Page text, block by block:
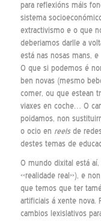
para reflexións máis
sistema
extractivismo e o que
deberiamos darlle a
está nas nosas mans,
O que si podemos é
ben novas (mesmo
comer, ou que estean
viaxes en coche… O
poidamos, non
o ocio en reelsde
destes temas de
O mundo dixital está
«realidade real»), e
que temos que ter
artificiais á xente nova.
cambios lexislativos